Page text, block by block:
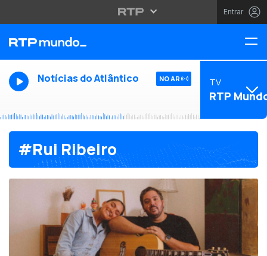
Entrar
Notícias do Atlântico NO AR TV
RTP
#Rui Ribeiro